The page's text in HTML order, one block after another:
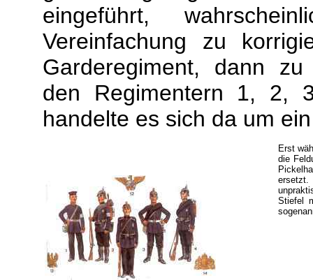
eingeführt,
Vereinfachung zu
Garderegiment, dann
den Regimentern 1,
handelte es sich da um
Erst
die
Stiefel